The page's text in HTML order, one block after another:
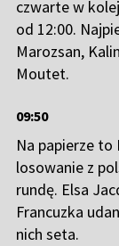
czwarte w
od 12:00.
Marozsan,
Moutet.
09:50
Na papierze
losowanie z
rundę. Elsa
Francuzka
nich seta.